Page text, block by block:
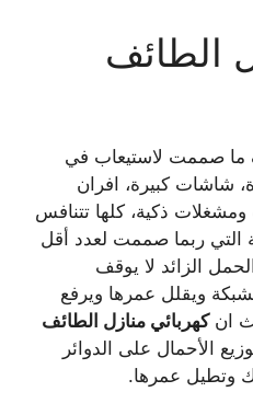
الطائف
ما صممت لاستيعاب في
شاشات كبيرة، افران
ذكية، كلها تتنافس
التي ربما صممت لعدد أقل
الزائد لا يوقف
ويقلل عمرها ويرفع
انكهربائي منازل الطائف
الأحمال على الدوائر
وتطيل عمرها.